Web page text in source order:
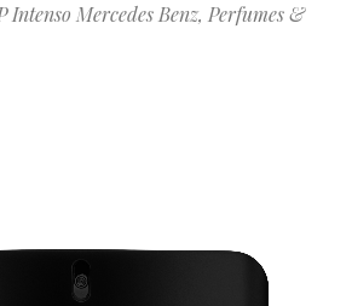
Intenso Mercedes Benz, Perfumes &